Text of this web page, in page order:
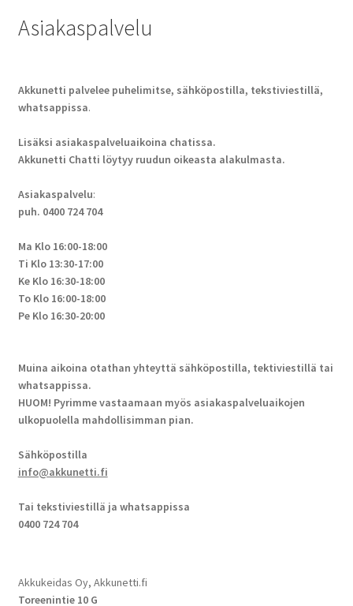
Asiakaspalvelu
Akkunetti palvelee puhelimitse, sähköpostilla, tekstiviestillä,
whatsappissa.
Lisäksi asiakaspalveluaikoina chatissa.
Akkunetti Chatti löytyy ruudun oikeasta alakulmasta.
Asiakaspalvelu:
puh. 0400 724 704
Ma Klo 16:00-18:00
Ti Klo 13:30-17:00
Ke Klo 16:30-18:00
To Klo 16:00-18:00
Pe Klo 16:30-20:00
Muina aikoina otathan yhteyttä sähköpostilla, tektiviestillä tai
whatsappissa.
HUOM! Pyrimme vastaamaan myös asiakaspalveluaikojen
ulkopuolella mahdollisimman pian.
Sähköpostilla
info@akkunetti.fi
Tai tekstiviestillä ja whatsappissa
0400 724 704
Akkukeidas Oy, Akkunetti.fi
Toreenintie 10 G